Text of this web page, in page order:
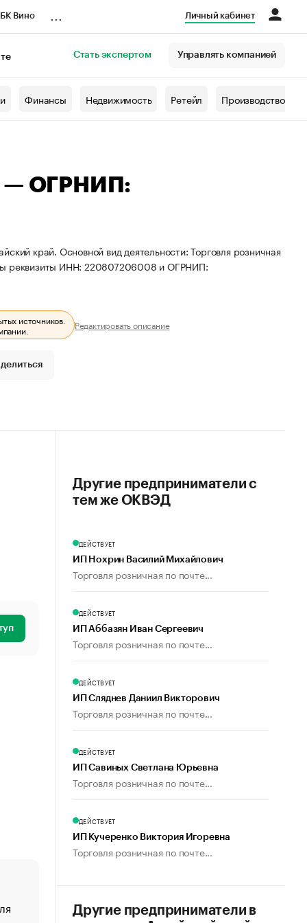
Вино Личный кабинет
Стать экспертом Управлять компанией
Финансы Недвижимость Ретейл Производство
— ОГРНИП:
край. Основной вид деятельности: Торговля розничная
реквизиты ИНН: 220807206008 и ОГРНИП:
источников.
Редактировать описание
«От спорта тело стареет иначе». Как живет глава
Другие предприниматели с
тем же ОКВЭД
ДЕЙСТВУЕТ
ИП Нохрин Василий Михайлович
Торговля розничная по почте...
ДЕЙСТВУЕТ
ИП Аббазян Иван Сергеевич
Торговля розничная по почте...
ДЕЙСТВУЕТ
ИП Сляднев Даниил Викторович
Торговля розничная по почте...
ДЕЙСТВУЕТ
ИП Савиных Светлана Юрьевна
Торговля розничная по почте...
ДЕЙСТВУЕТ
ИП Кучеренко Виктория Игоревна
Торговля розничная по почте...
Другие предприниматели в